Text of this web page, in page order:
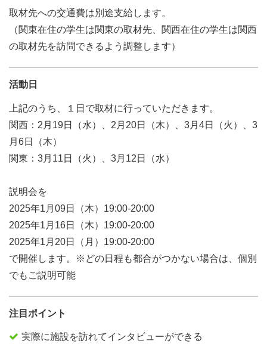
取材先への交通費は別途支給します。
（関東在住の学生は関東の取材先、関西在住の学生は関西
の取材先を訪問できるよう調整します）
活動日
上記のうち、１日で取材に行っていただきます。
関西：2月19日（水）、2月20日（木）、3月4日（火）、3
月6日（木）
関東：3月11日（火）、3月12日（水）
説明会を
2025年1月09日（木）19:00-20:00
2025年1月16日（木）19:00-20:00
2025年1月20日（月）19:00-20:00
で開催します。※どの日程も都合がつかない場合は、個別
でもご説明可能
注目ポイント
実際に施設を訪れてインタビューができる